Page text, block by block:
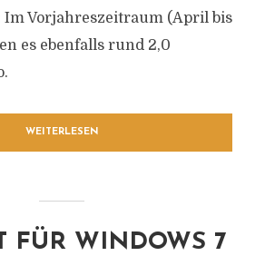
Im Vorjahreszeitraum (April bis
es ebenfalls rund 2,0
WEITERLESEN
FÜR WINDOWS 7